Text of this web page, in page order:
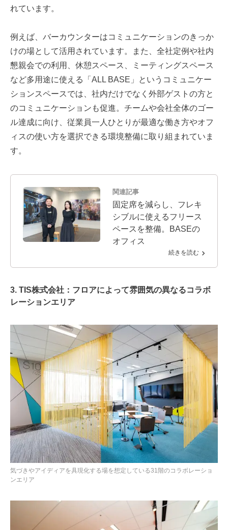
れています。
例えば、バーカウンターはコミュニケーションのきっか
けの場として活用されています。また、全社定例や社内
懇親会での利用、休憩スペース、ミーティングスペース
など多用途に使える「ALL BASE」というコミュニケー
ションスペースでは、社内だけでなく外部ゲストの方と
のコミュニケーションも促進。チームや会社全体のゴー
ル達成に向け、従業員一人ひとりが最適な働き方やオフ
ィスの使い方を選択できる環境整備に取り組まれていま
す。
関連記事
固定席を減らし、フレキ
シブルに使えるフリース
ペースを整備。BASEの
オフィス
続きを読む
3. TIS株式会社：フロアによって雰囲気の異なるコラボ
レーションエリア
気づきやアイディアを具現化する場を想定している31階のコラボレーショ
ンエリア